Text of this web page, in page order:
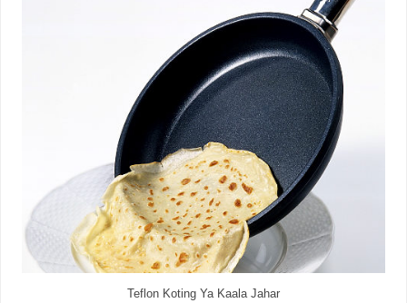
Teflon Koting Ya Kaala Jahar